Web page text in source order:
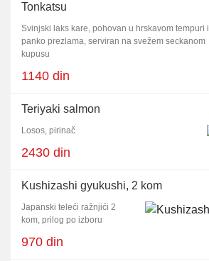
Tonkatsu
Svinjski laks kare, pohovan u hrskavom tempuri i
panko prezlama, serviran na svežem seckanom
kupusu
1140 din
Teriyaki salmon
Losos, pirinač
2430 din
Kushizashi gyukushi, 2 kom
Japanski teleći ražnjići 2
kom, prilog po izboru
970 din